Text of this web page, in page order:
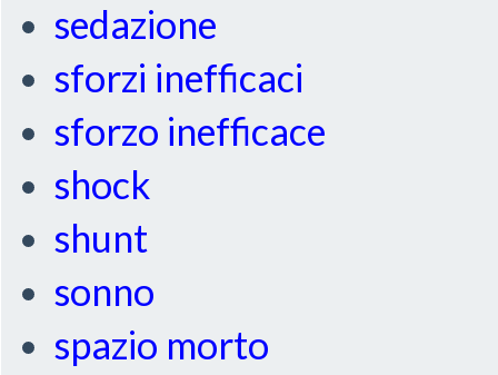
sedazione
sforzi inefficaci
sforzo inefficace
shock
shunt
sonno
spazio morto